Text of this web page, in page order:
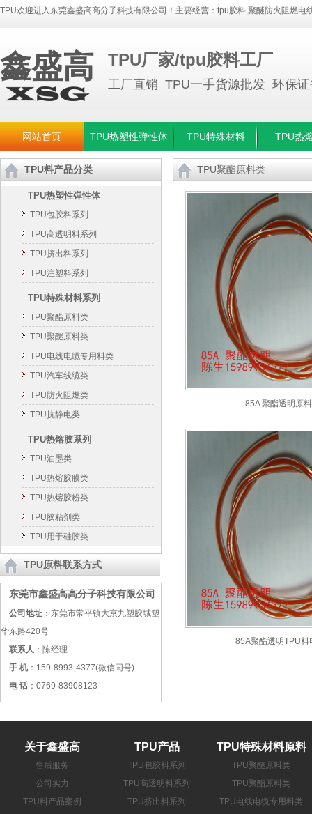
TPU欢迎进入东莞鑫盛高高分子科技有限公司！主要经营： tpu胶料,聚醚防火阻燃电
鑫盛高 TPU厂家/tpu胶料工厂
工厂直销 TPU一手货源批发 环保证
网站首页 TPU热塑性弹性体 TPU特殊材料 TPU热
TPU料产品分类
TPU热塑性弹性体
TPU包胶料系列
TPU高透明料系列
TPU挤出料系列
TPU注塑料系列
TPU特殊材料系列
TPU聚酯原料类
TPU聚醚原料类
TPU电线电缆专用料类
TPU汽车线缆类
TPU防火阻燃类
TPU抗静电类
TPU热熔胶系列
TPU油墨类
TPU热熔胶膜类
TPU热熔胶粉类
TPU胶粘剂类
TPU用于硅胶类
TPU原料联系方式
东莞市鑫盛高高分子科技有限公司
公司地址 ：东莞市常平镇大京九塑胶城塑
华东路420号
联系人 ：陈经理
手 机 ：159-8993-4377(微信同号)
电 话 ：0769-83908123
TPU聚酯原料类
85A 聚酯透明原
85A聚酯透明TPU
关于鑫盛高
售后服务
公司实力
TPU料产品案例
TPU产品
TPU包胶料系列
TPU高透明料系列
TPU挤出料系列
TPU特殊材料原料
TPU聚醚原料类
TPU聚酯原料类
TPU电线电缆专用料类